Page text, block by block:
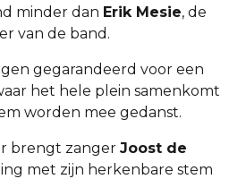
minder dan Erik Mesie, de
van de band.
gegarandeerd voor een
het hele plein samenkomt
worden mee gedanst.
brengt zanger Joost de
met zijn herkenbare stem